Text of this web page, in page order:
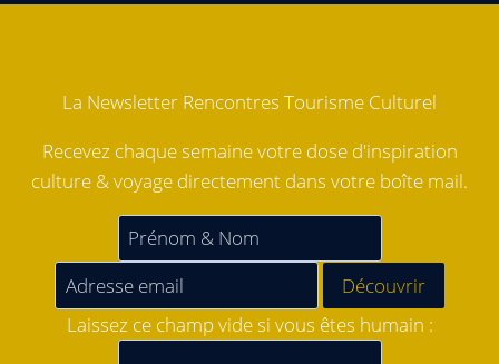
La Newsletter Rencontres Tourisme Culturel
Recevez chaque semaine votre dose d'inspiration
culture & voyage directement dans votre boîte mail.
Laissez ce champ vide si vous êtes humain :